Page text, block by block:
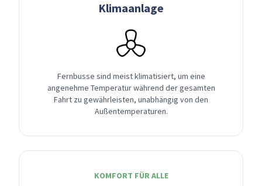
Klimaanlage
Fernbusse sind meist klimatisiert, um eine
angenehme Temperatur während der gesamten
Fahrt zu gewährleisten, unabhängig von den
Außentemperaturen.
KOMFORT FÜR ALLE